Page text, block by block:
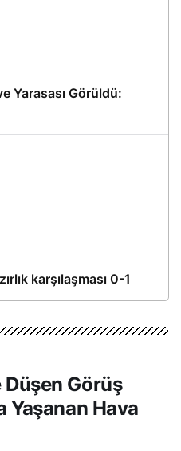
Yarasası Görüldü:
karşılaşması 0-1
Düşen Görüş
Yaşanan Hava